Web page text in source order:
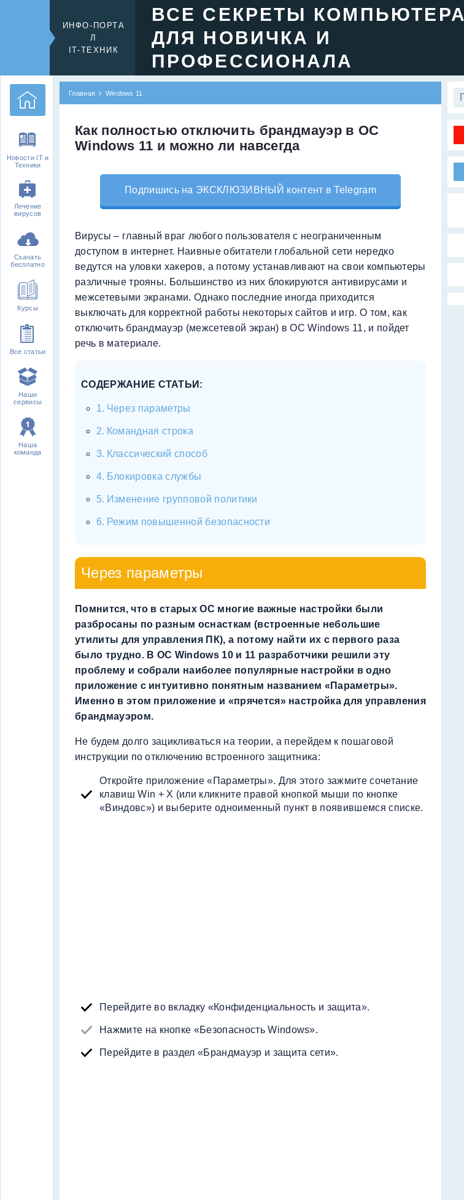
ИНФО-ПОРТА
Л
IT-ТЕХНИК
ВСЕ СЕКРЕТЫ КОМПЬЮТЕРА
ДЛЯ НОВИЧКА И
ПРОФЕССИОНАЛА
Новости IT и
Техники
Лечение
вирусов
Скачать
бесплатно
Курсы
Все статьи
Наши
сервисы
Наша
команда
Главная Windows 11
Как полностью отключить брандмауэр в ОС
Windows 11 и можно ли навсегда
Подпишись на ЭКСКЛЮЗИВНЫЙ контент в Telegram
Вирусы – главный враг любого пользователя с неограниченным
доступом в интернет. Наивные обитатели глобальной сети нередко
ведутся на уловки хакеров, а потому устанавливают на свои компьютеры
различные трояны. Большинство из них блокируются антивирусами и
межсетевыми экранами. Однако последние иногда приходится
выключать для корректной работы некоторых сайтов и игр. О том, как
отключить брандмауэр (межсетевой экран) в ОС Windows 11, и пойдет
речь в материале.
СОДЕРЖАНИЕ СТАТЬИ:
Через параметры
Командная строка
Классический способ
Блокировка службы
Изменение групповой политики
Режим повышенной безопасности
Через параметры
Помнится, что в старых ОС многие важные настройки были
разбросаны по разным оснасткам (встроенные небольшие
утилиты для управления ПК), а потому найти их с первого раза
было трудно. В ОС Windows 10 и 11 разработчики решили эту
проблему и собрали наиболее популярные настройки в одно
приложение с интуитивно понятным названием «Параметры».
Именно в этом приложение и «прячется» настройка для управления
брандмауэром.
Не будем долго зацикливаться на теории, а перейдем к пошаговой
инструкции по отключению встроенного защитника:
Откройте приложение «Параметры». Для этого зажмите сочетание
клавиш Win + X (или кликните правой кнопкой мыши по кнопке
«Виндовс») и выберите одноименный пункт в появившемся списке.
Перейдите во вкладку «Конфиденциальность и защита».
Нажмите на кнопке «Безопасность Windows».
Перейдите в раздел «Брандмауэр и защита сети».